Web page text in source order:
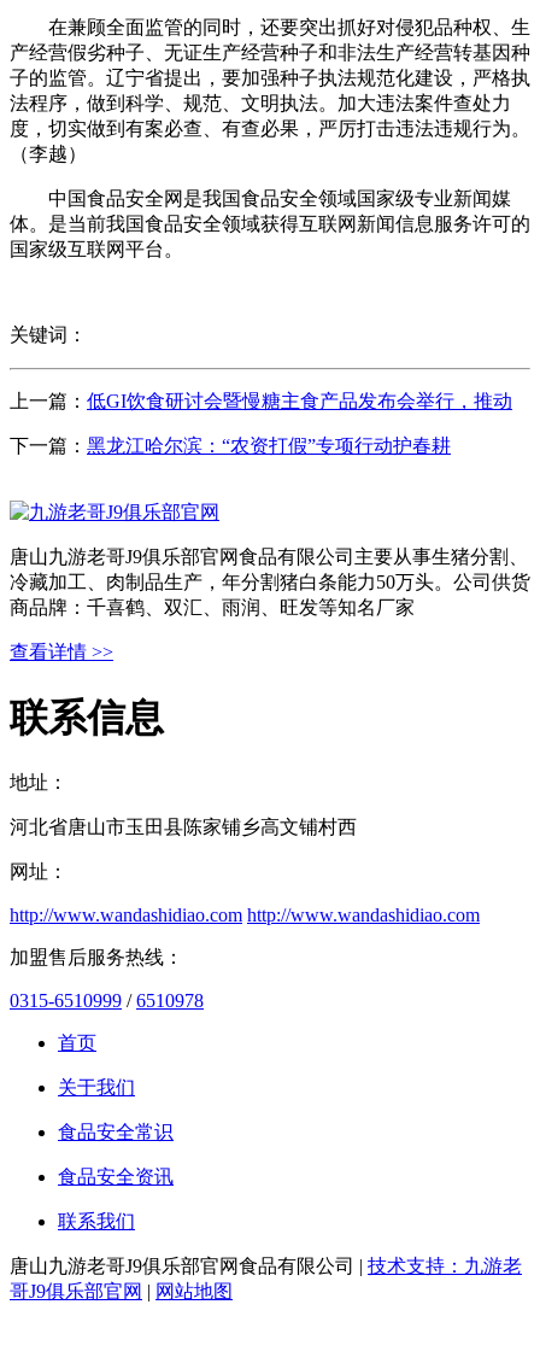
在兼顾全面监管的同时，还要突出抓好对侵犯品种权、生
产经营假劣种子、无证生产经营种子和非法生产经营转基因种
子的监管。辽宁省提出，要加强种子执法规范化建设，严格执
法程序，做到科学、规范、文明执法。加大违法案件查处力
度，切实做到有案必查、有查必果，严厉打击违法违规行为。
（李越）
中国食品安全网是我国食品安全领域国家级专业新闻媒
体。是当前我国食品安全领域获得互联网新闻信息服务许可的
国家级互联网平台。
关键词：
上一篇： 低GI饮食研讨会暨慢糖主食产品发布会举行，推动
下一篇： 黑龙江哈尔滨：“农资打假”专项行动护春耕
唐山九游老哥J9俱乐部官网食品有限公司主要从事生猪分割、
冷藏加工、肉制品生产，年分割猪白条能力50万头。公司供货
商品牌：千喜鹤、双汇、雨润、旺发等知名厂家
查看详情 >>
联系信息
地址：
河北省唐山市玉田县陈家铺乡高文铺村西
网址：
http://www.wandashidiao.com http://www.wandashidiao.com
加盟售后服务热线：
0315-6510999 /6510978
首页
关于我们
食品安全常识
食品安全资讯
联系我们
唐山九游老哥J9俱乐部官网食品有限公司 | 技术支持：九游老
哥J9俱乐部官网 | 网站地图